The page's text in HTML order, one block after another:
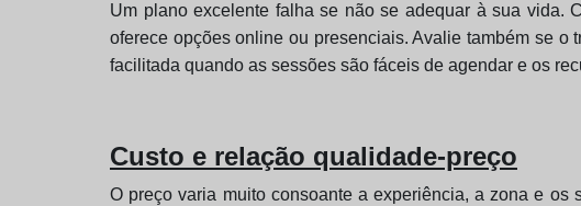
Um plano excelente falha se não se adequar à sua vida.
oferece opções online ou presenciais. Avalie também se
facilitada quando as sessões são fáceis de agendar e os
Custo e relação qualidade-preço
O preço varia muito consoante a experiência, a zona e os